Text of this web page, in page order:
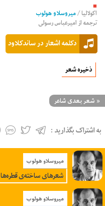
■
اکولالیا/میروسلاو هولوب
ترجمه ازامیرعباس رسولی
دکلمه اشعار در ساندکلاود
ذخیره شعر
« شعر بعدی شاعر
به اشتراک بگذارید :
میروسلاو هولوب
شعرهای ساخته‌ی قطره‌ها
میروسلاو هولوب